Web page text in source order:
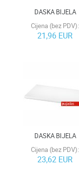
DASKA BIJELA
Cijena (bez PDV):
21,96 EUR
DASKA BIJELA
Cijena (bez PDV):
23,62 EUR